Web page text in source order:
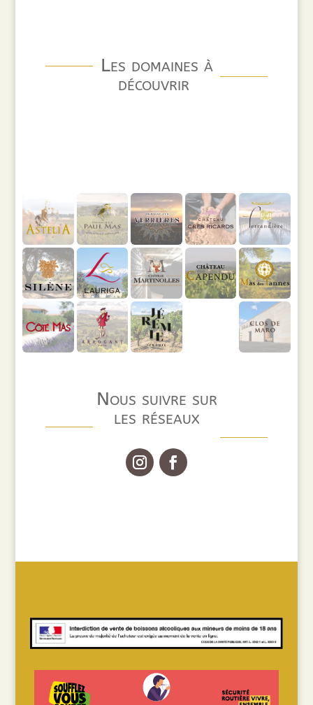
Les domaines à
découvrir
Nous suivre sur
les réseaux